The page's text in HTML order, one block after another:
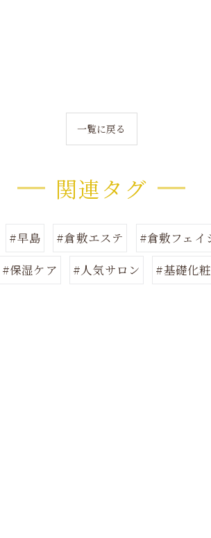
一覧に戻る
関連タグ
#早島 #倉敷エステ #倉敷フェイ
#保湿ケア #人気サロン #基礎化